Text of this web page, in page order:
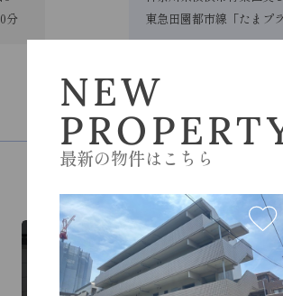
NEW
最新の物件はこちら
分
売買物件一覧を見る
RESIDENT
入居者様ページはこち